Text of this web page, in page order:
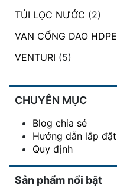
TÚI LỌC NƯỚC (2)
VAN CỔNG DAO HDPE
VENTURI (5)
CHUYÊN MỤC
Blog chia sẻ
Hướng dẫn lắp đặt
Quy định
Sản phẩm nổi bật